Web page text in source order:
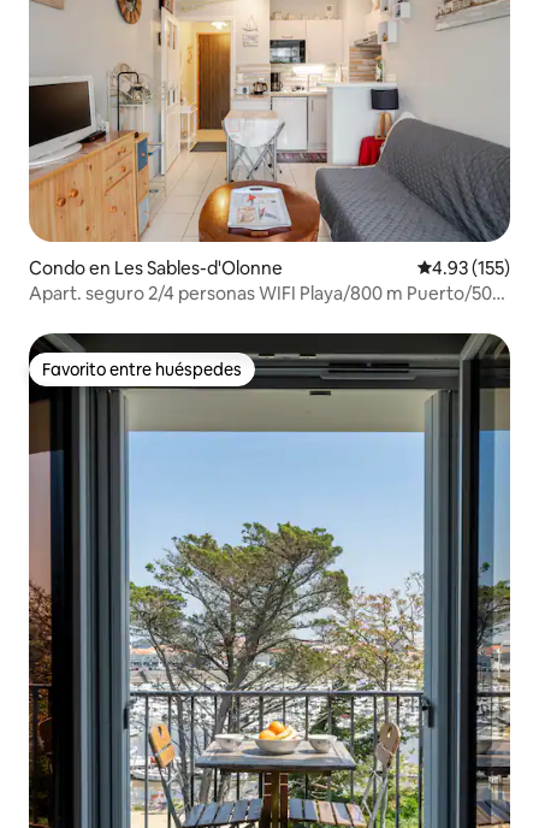
Condo en Les Sables-d'Olonne Calificación
4.93 (155)
Apart. seguro 2/4 personas WIFI Playa/800 m Puerto/500
Favorito entre huéspedes
Favorito entre huéspedes